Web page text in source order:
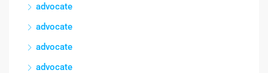
advocate
advocate
advocate
advocate